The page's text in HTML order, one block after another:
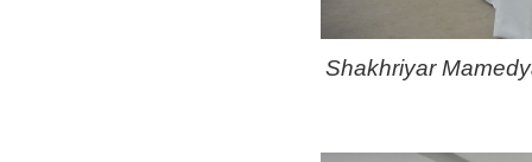
Shakhriyar